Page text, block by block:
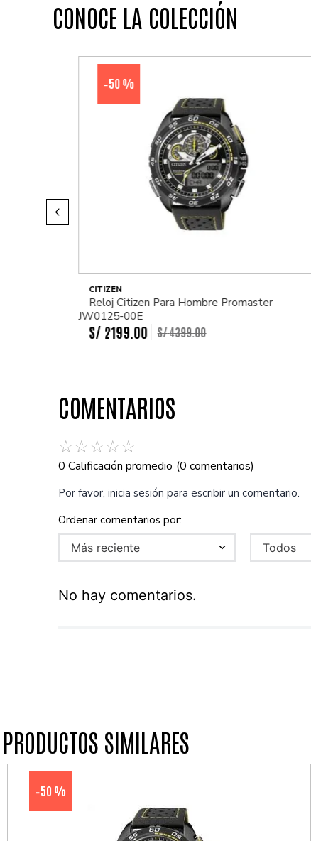
CONOCE LA COLECCIÓN
-50 %
CITIZEN
Reloj Citizen Para Hombre Promaster
JW0125-00E
S/ 2199 00 S/4399.00
COMENTARIOS
☆☆☆☆☆
0 Calificación promedio (0 comentarios)
Por favor, inicia sesión para escribir un comentario.
Más reciente Todos
No hay comentarios.
PRODUCTOS SIMILARES
-50 %